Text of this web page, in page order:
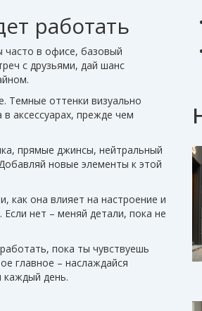
работать
часто в офисе, базовый
с друзьями, дай шанс
Темные оттенки визуально
аксессуарах, прежде чем
прямые джинсы, нейтральный
новые элементы к этой
как она влияет на настроение и
нет – меняй детали, пока не
пока ты чувствуешь
главное – наслаждайся
каждый день.